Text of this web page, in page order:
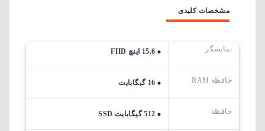
مشخصات کلیدی
نمایشگر 15.6 اینچ FHD
حافظه RAM 16 گیگابایت
حافظه 512 گیگابایت SSD